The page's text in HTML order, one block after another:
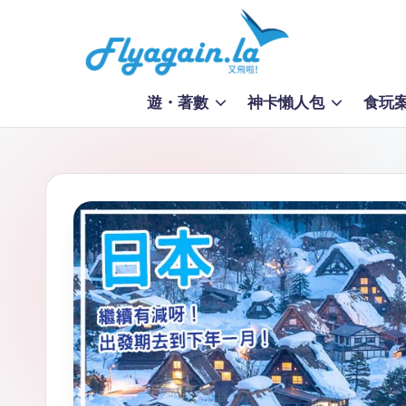
飛
啦
！
Fl
遊・著數 神卡懶人包 食玩